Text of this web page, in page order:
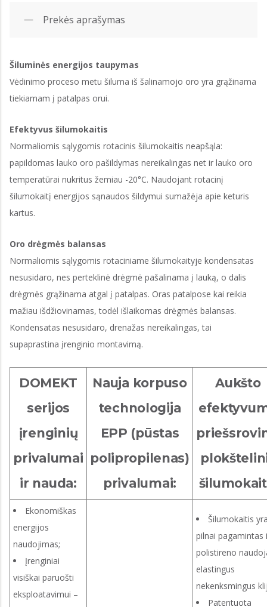
Prekės aprašymas
Šiluminės energijos taupymas
Vėdinimo proceso metu šiluma iš šalinamojo oro yra grąžinama
tiekiamam į patalpas orui.
Efektyvus šilumokaitis
Normaliomis sąlygomis rotacinis šilumokaitis neapšąla:
papildomas lauko oro pašildymas nereikalingas net ir lauko oro
temperatūrai nukritus žemiau -20°C. Naudojant rotacinį
šilumokaitį energijos sąnaudos šildymui sumažėja apie keturis
kartus.
Oro drėgmės balansas
Normaliomis sąlygomis rotaciniame šilumokaityje kondensatas
nesusidaro, nes perteklinė drėgmė pašalinama į lauką, o dalis
drėgmės grąžinama atgal į patalpas. Oras patalpose kai reikia
mažiau išdžiovinamas, todėl išlaikomas drėgmės balansas.
Kondensatas nesusidaro, drenažas nereikalingas, tai
supaprastina įrenginio montavimą.
DOMEKT
serijos
įrenginių
privalumai
ir nauda:
Nauja korpuso
technologija
EPP (pūstas
polipropilenas)
privalumai:
Aukšto
Ekonomiškas
energijos
naudojimas;
Įrenginiai
visiškai paruošti
eksploatavimui –
Šilumokaitis
pilnai pagamintas
polistireno
elastingus
nekenksmingus
Patentuota